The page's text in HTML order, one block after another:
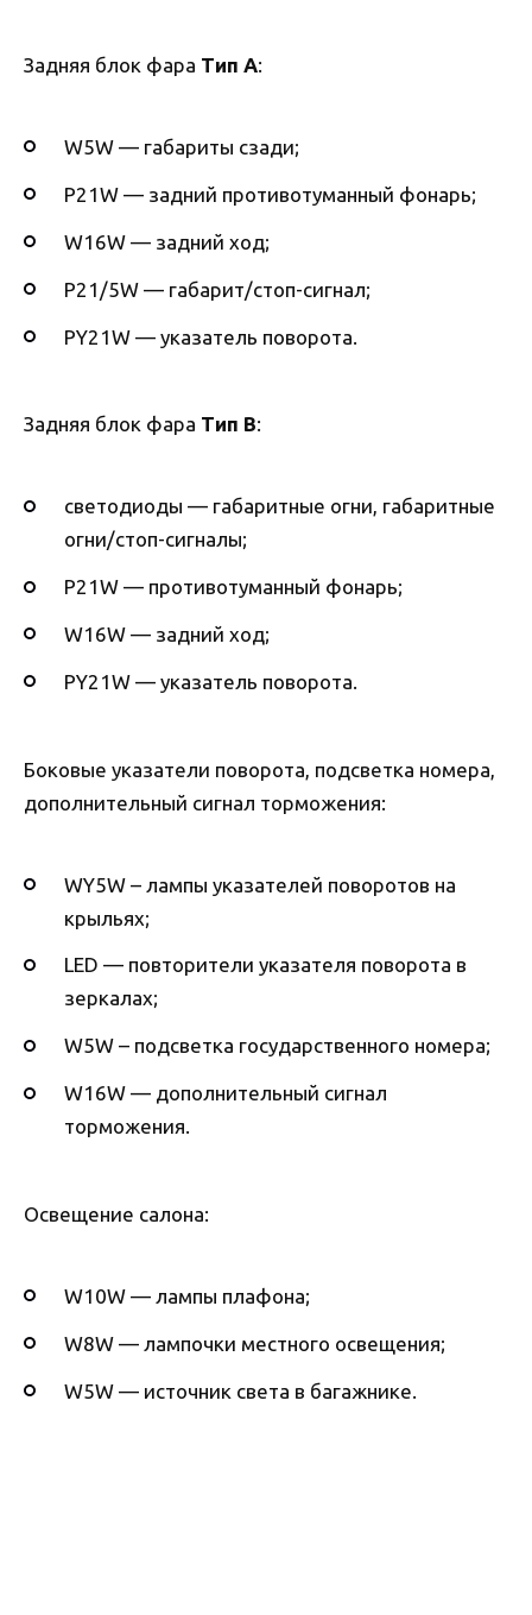
Задняя блок фара Тип А:
W5W — габариты сзади;
P21W — задний противотуманный фонарь;
W16W — задний ход;
P21/5W — габарит/стоп-сигнал;
PY21W — указатель поворота.
Задняя блок фара Тип B:
светодиоды — габаритные огни, габаритные
огни/стоп-сигналы;
P21W — противотуманный фонарь;
W16W — задний ход;
PY21W — указатель поворота.
Боковые указатели поворота, подсветка номера,
дополнительный сигнал торможения:
WY5W – лампы указателей поворотов на
крыльях;
LED — повторители указателя поворота в
зеркалах;
W5W – подсветка государственного номера;
W16W — дополнительный сигнал
торможения.
Освещение салона:
W10W — лампы плафона;
W8W — лампочки местного освещения;
W5W — источник света в багажнике.